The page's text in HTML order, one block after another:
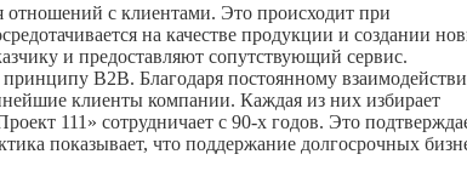
отношений с клиентами. Это происходит при
на качестве продукции и создании
и предоставляют сопутствующий сервис.
B2B. Благодаря постоянному
клиенты компании. Каждая из них избирает
111» сотрудничает с 90-х годов. Это
показывает, что поддержание долгосрочных